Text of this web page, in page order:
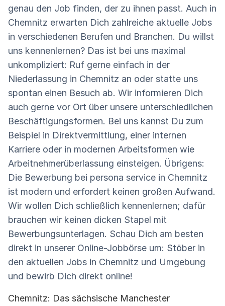
genau den Job finden, der zu ihnen passt. Auch in
Chemnitz erwarten Dich zahlreiche aktuelle Jobs
in verschiedenen Berufen und Branchen. Du willst
uns kennenlernen? Das ist bei uns maximal
unkompliziert: Ruf gerne einfach in der
Niederlassung in Chemnitz an oder statte uns
spontan einen Besuch ab. Wir informieren Dich
auch gerne vor Ort über unsere unterschiedlichen
Beschäftigungsformen. Bei uns kannst Du zum
Beispiel in Direktvermittlung, einer internen
Karriere oder in modernen Arbeitsformen wie
Arbeitnehmerüberlassung einsteigen. Übrigens:
Die Bewerbung bei persona service in Chemnitz
ist modern und erfordert keinen großen Aufwand.
Wir wollen Dich schließlich kennenlernen; dafür
brauchen wir keinen dicken Stapel mit
Bewerbungsunterlagen. Schau Dich am besten
direkt in unserer Online-Jobbörse um: Stöber in
den aktuellen Jobs in Chemnitz und Umgebung
und bewirb Dich direkt online!
Chemnitz: Das sächsische Manchester